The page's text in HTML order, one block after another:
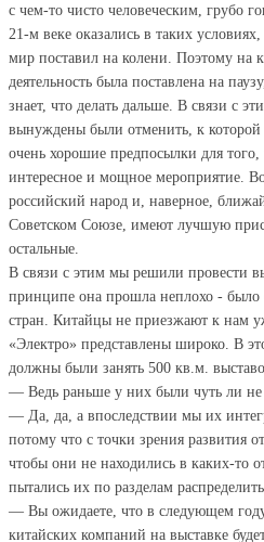
с чем-то чисто человеческим, грубо
21-м веке оказались в таких
мир поставил на колени. Поэтому на
деятельность была поставлена на
знает, что делать дальше. В связи с
вынуждены были отменить, к
очень хорошие предпосылки для
интересное и мощное мероприятие.
российский народ и, наверное,
Советском Союзе, имеют лучшую
остальные.
В связи с этим мы решили провести
принципе она прошла неплохо - было
стран. Китайцы не приезжают к нам
«Электро» представлены широко. В
должны были занять 500 кв.м.
— Ведь раньше у них были чуть ли не
— Да, да, а впоследствии мы их
потому что с точки зрения развития
чтобы они не находились в каких-то
пытались их по разделам распределить.
— Вы ожидаете, что в следующем
китайских компаний на выставке